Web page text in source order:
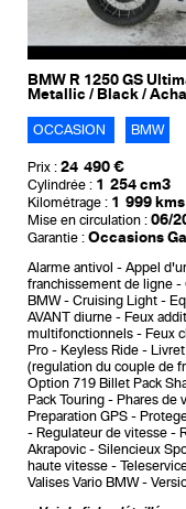
BMW R 1250 GS
Metallic / Black /
OCCASION BMW
Prix : 24 490 €
Cylindrée : 1 254 cm3
Kilométrage : 1 999 kms
Mise en circulation : 06/
Garantie : Occasions
Alarme antivol Appel
franchissement de ligne
BMW
Cruising Light
AVANT diurne
Feux
multifonctionnels
Feux
Pro
Keyless Ride
(regulation du couple de
Option 719 Billet Pack
Pack Touring
Phares de
Preparation GPS
Regulateur de vitesse
Akrapovic
Silencieux
haute vitesse
Valises Vario BMW